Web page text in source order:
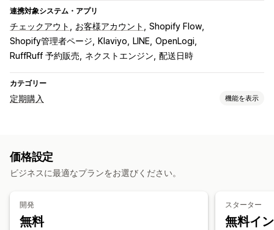
連携対象システム・アプリ
チェックアウト お客様アカウント
Shopify Flow
Shopify管理者ページ
Klaviyo LINE OpenLogi
RuffRuff 予約販売
ネクストエンジン 配送日時
カテゴリー
定期購入 機能を表示
有形商品 カスタムの定期購入
段階的な価格設定
価格設定
ビジネスに最適なプランをお選びください。
開発
無料
スターター
無料イ